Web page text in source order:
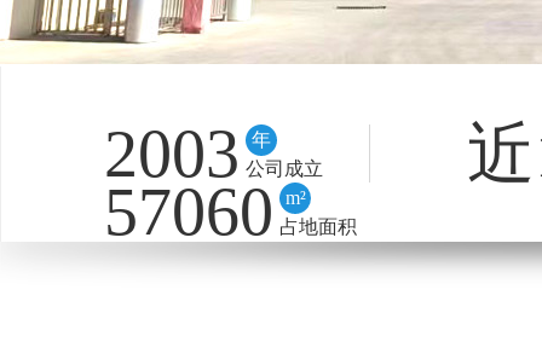
2003
年
公司成立
57060
m²
占地面积